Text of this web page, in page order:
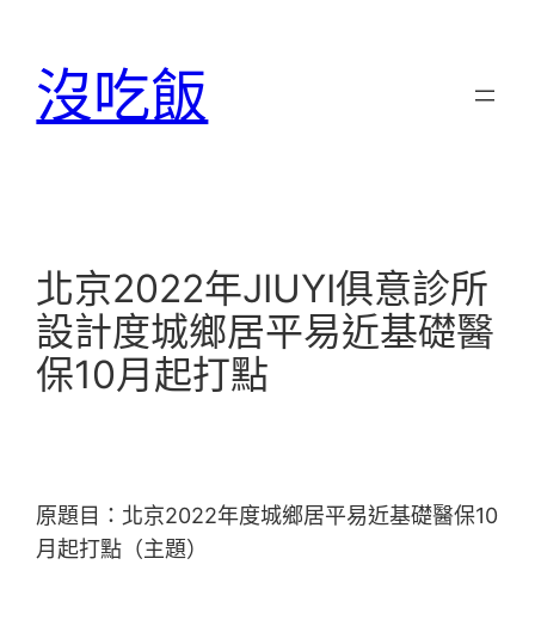
沒吃飯
北京2022年JIUYI俱意診所
設計度城鄉居平易近基礎醫
保10月起打點
原題目：北京2022年度城鄉居平易近基礎醫保10
月起打點（主題）